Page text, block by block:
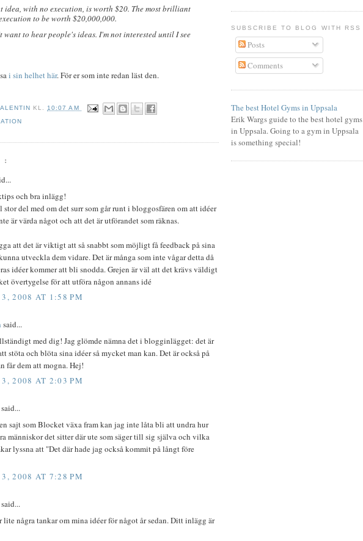
idea, with no execution, is worth $20. The most brilliant
to be worth $20,000,000.
want to hear people's ideas. I'm not interested until I see
i sin helhet här. För er som inte redan läst den.
KL. 10:07 AM
:
och bra inlägg!
del med om det surr som går runt i bloggosfären om att idéer
är värda något och att det är utförandet som räknas.
att det är viktigt att så snabbt som möjligt få feedback på sina
utveckla dem vidare. Det är många som inte vågar detta då
idéer kommer att bli snodda. Grejen är väl att det krävs väldigt
övertygelse för att utföra någon annans idé
2008 AT 1:58 PM
said...
med dig! Jag glömde nämna det i blogginlägget: det är
stöta och blöta sina idéer så mycket man kan. Det är också på
får dem att mogna. Hej!
2008 AT 2:03 PM
sajt som Blocket växa fram kan jag inte låta bli att undra hur
människor det sitter där ute som säger till sig själva och vilka
lyssna att "Det där hade jag också kommit på långt före
2008 AT 7:28 PM
lite några tankar om mina idéer för något år sedan. Ditt inlägg är
SUBSCRIBE TO BLOG WITH RSS
Posts
Comments
The best Hotel Gyms in Uppsala
Erik Wargs guide to the best hotel gyms
in Uppsala. Going to a gym in Uppsala
is something special!